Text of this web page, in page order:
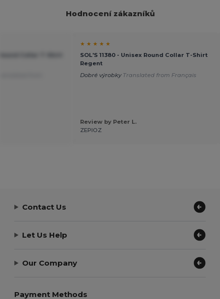
Hodnocení zákazníků
★ ★ ★ ★ ★
SOL'S 11380 - Unisex Round Collar T-Shirt
Regent
Dobré výrobky Translated from Français
Review by Peter L.
ZEPIOZ
Contact Us
Let Us Help
Our Company
Payment Methods